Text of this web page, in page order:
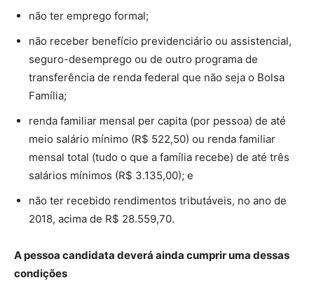
não ter emprego formal;
não receber benefício previdenciário ou assistencial,
seguro-desemprego ou de outro programa de
transferência de renda federal que não seja o Bolsa
Família;
renda familiar mensal per capita (por pessoa) de até
meio salário mínimo (R$ 522,50) ou renda familiar
mensal total (tudo o que a família recebe) de até três
salários mínimos (R$ 3.135,00); e
não ter recebido rendimentos tributáveis, no ano de
2018, acima de R$ 28.559,70.
A pessoa candidata deverá ainda cumprir uma dessas
condições